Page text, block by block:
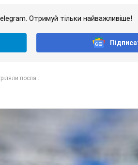
Отримуй тільки найважливіше!
посла...